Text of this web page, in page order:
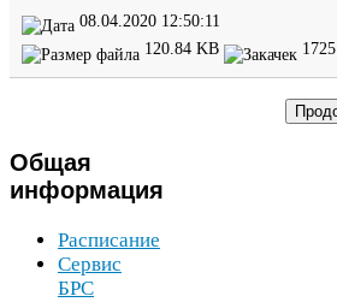
08 04 2020 12:50:11
120.84 KB 1725
Общая
информация
Расписание
Сервис
БРС